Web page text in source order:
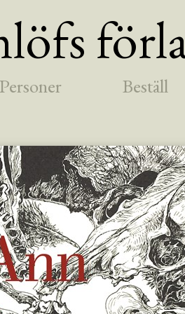
Personer Beställ